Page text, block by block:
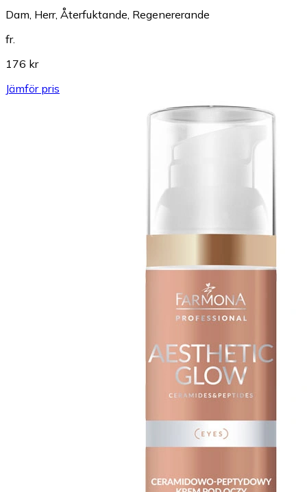
Dam, Herr, Återfuktande, Regenererande
fr.
176 kr
Jämför pris